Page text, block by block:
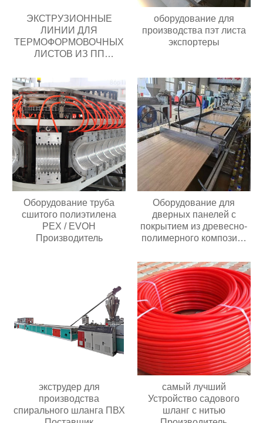
ЭКСТРУЗИОННЫЕ
ЛИНИИ ДЛЯ
ТЕРМОФОРМОВОЧНЫХ
ЛИСТОВ ИЗ ПП
оборудование для
производства пэт листа
экспортеры
Оборудование труба
сшитого полиэтилена
PEX / EVOH
Производитель
Оборудование для
дверных панелей с
покрытием из древесно-
полимерного композита
экструдер для
производства
спирального шланга ПВХ
самый лучший
Устройство садового
шланг с нитью